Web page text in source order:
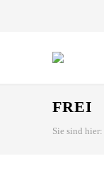
FREI
Sie sind hier: